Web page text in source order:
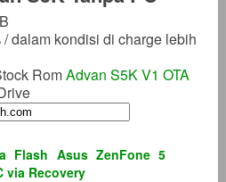
dalam kondisi di charge lebih
RomAdvan S5K V1 OTA
Flash Asus ZenFone 5
via Recovery